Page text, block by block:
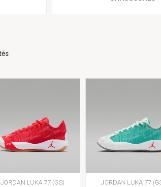
JORDAN LUKA 77 (GS) JORDAN LUKA 77